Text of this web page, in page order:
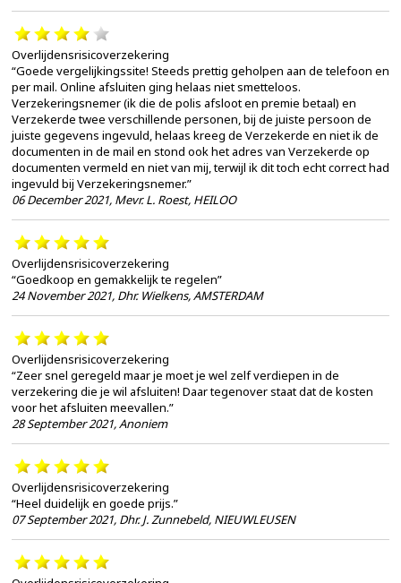
Overlijdensrisicoverzekering
“Goede vergelijkingssite! Steeds prettig geholpen aan de telefoon en
per mail. Online afsluiten ging helaas niet smetteloos.
Verzekeringsnemer (ik die de polis afsloot en premie betaal) en
Verzekerde twee verschillende personen, bij de juiste persoon de
juiste gegevens ingevuld, helaas kreeg de Verzekerde en niet ik de
documenten in de mail en stond ook het adres van Verzekerde op
documenten vermeld en niet van mij, terwijl ik dit toch echt correct had
ingevuld bij Verzekeringsnemer.”
06 December 2021, Mevr. L. Roest, HEILOO
Overlijdensrisicoverzekering
“Goedkoop en gemakkelijk te regelen”
24 November 2021, Dhr. Wielkens, AMSTERDAM
Overlijdensrisicoverzekering
“Zeer snel geregeld maar je moet je wel zelf verdiepen in de
verzekering die je wil afsluiten! Daar tegenover staat dat de kosten
voor het afsluiten meevallen.”
28 September 2021,Anoniem
Overlijdensrisicoverzekering
“Heel duidelijk en goede prijs.”
07 September 2021, Dhr. J. Zunnebeld, NIEUWLEUSEN